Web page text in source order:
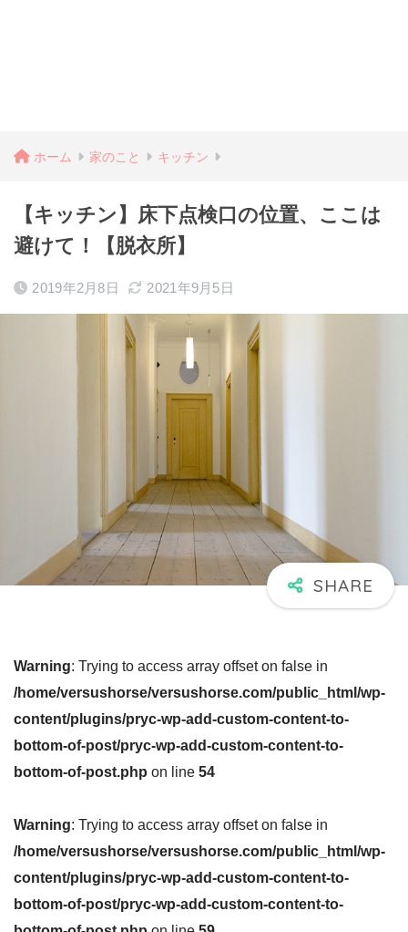
ホーム 家のこと キッチン
【キッチン】床下点検口の位置、ここは
避けて！【脱衣所】
2019年2月8日 2021年9月5日
Warning: Trying to access array offset on false in
/home/versushorse/versushorse.com/public_html/wp-
content/plugins/pryc-wp-add-custom-content-to-
bottom-of-post/pryc-wp-add-custom-content-to-
bottom-of-post.php on line 54
Warning: Trying to access array offset on false in
/home/versushorse/versushorse.com/public_html/wp-
content/plugins/pryc-wp-add-custom-content-to-
bottom-of-post/pryc-wp-add-custom-content-to-